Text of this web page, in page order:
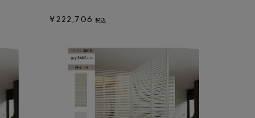
¥ 222,706 税込